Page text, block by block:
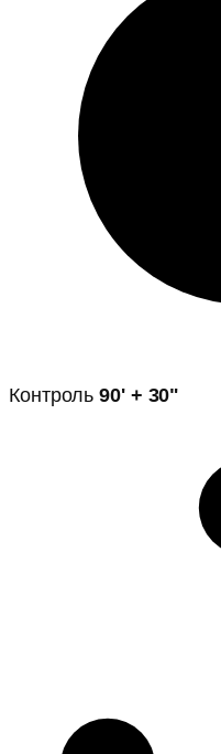
Контроль 90' + 30"